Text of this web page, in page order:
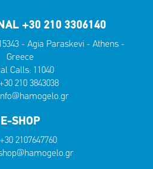
+30 210 3306140
- Agia Paraskevi - Athens -
Greece
Calls: 11040
210 3843038
E-SHOP
+30 2107647760